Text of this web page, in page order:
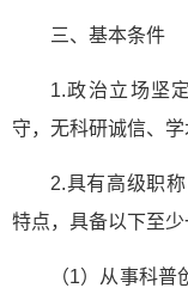
三、基本条件
1.政治立场坚
守，无科研诚信、学
2.具有高级职
特点，具备以下至少
（1）从事科